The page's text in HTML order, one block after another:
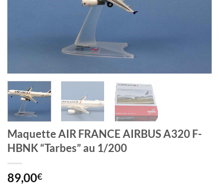
Maquette AIR FRANCE AIRBUS A320 F-
HBNK “Tarbes” au 1/200
89,00€